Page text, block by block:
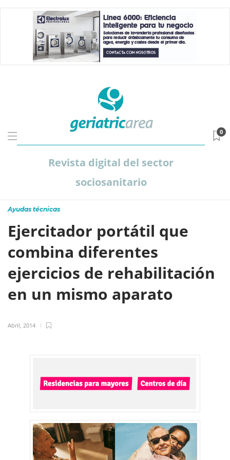
Revista digital del sector
sociosanitario
0
Ayudas técnicas
Ejercitador portátil que
combina diferentes
ejercicios de rehabilitación
en un mismo aparato
Abril, 2014